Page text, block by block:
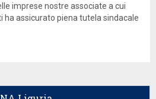
imprese nostre associate a cui
ha assicurato piena tutela sindacale